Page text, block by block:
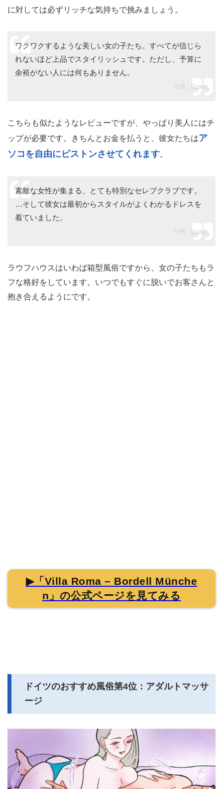
に対しては必ずリッチな気持ちで挑みましょう。
ワクワクするような美しい女の子たち。すべてが信じら
れないほど上品でスタイリッシュです。ただし、予算に
余裕がない人には何もありません。
引用： Google
こちらも似たようなレビューですが、やっぱり美人にはチ
ップが必要です。きちんとお金を払うと、彼女たちはア
ソコを自由にピストンさせてくれます。
素敵な女性が集まる、とても特別なセレブクラブです。
…そして彼女は最初からスタイルがよくわかるドレスを
着ていました。
引用： Google
ラウフハウスはいわば箱型風俗ですから、女の子たちもラ
フな格好をしています。いつでもすぐに脱いでお客さんと
抱き合えるようにです。
▶「Villa Roma – Bordell Münche
n」の公式ページを見てみる
ドイツのおすすめ風俗第4位：アダルトマッサ
ージ